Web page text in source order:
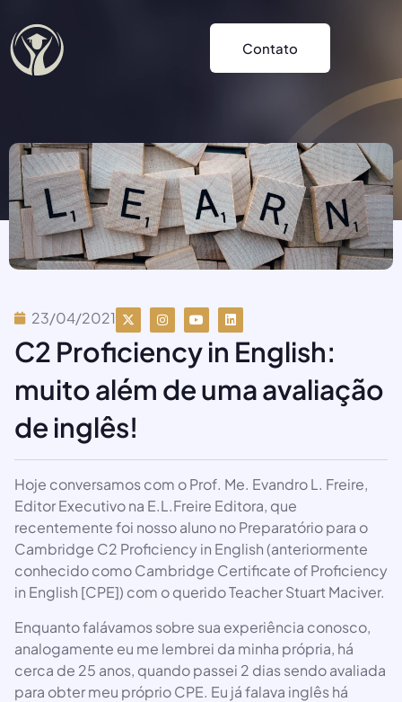
Contato
23/04/2021
C2 Proficiency in English:
muito além de uma avaliação
de inglês!
Hoje conversamos com o Prof. Me. Evandro L. Freire,
Editor Executivo na E.L.Freire Editora, que
recentemente foi nosso aluno no Preparatório para o
Cambridge C2 Proficiency in English (anteriormente
conhecido como Cambridge Certificate of Proficiency
in English [CPE]) com o querido Teacher Stuart Maciver.
Enquanto falávamos sobre sua experiência conosco,
analogamente eu me lembrei da minha própria, há
cerca de 25 anos, quando passei 2 dias sendo avaliada
para obter meu próprio CPE. Eu já falava inglês há